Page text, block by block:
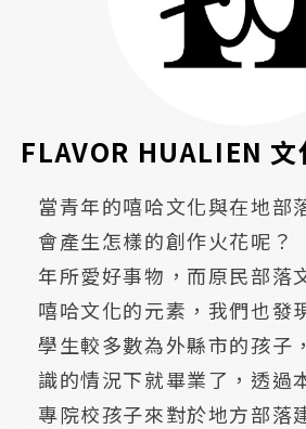
FLAVOR HUALIEN
當青年的嘻哈文化與在地部
會產生怎樣的創作火花呢？
年所愛好事物，而原民部落
嘻哈文化的元素，我們也發
學生較多數為外縣市的孩子
識的情況下就畢業了，透過
專院校孩子來對於地方部落